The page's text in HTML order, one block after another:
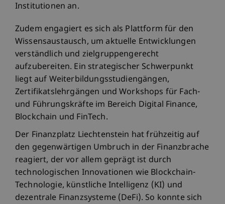
Institutionen an.
Zudem engagiert es sich als Plattform für den
Wissensaustausch, um aktuelle Entwicklungen
verständlich und zielgruppengerecht
aufzubereiten. Ein strategischer Schwerpunkt
liegt auf Weiterbildungsstudiengängen,
Zertifikatslehrgängen und Workshops für Fach-
und Führungskräfte im Bereich Digital Finance,
Blockchain und FinTech.
Der Finanzplatz Liechtenstein hat frühzeitig auf
den gegenwärtigen Umbruch in der Finanzbrache
reagiert, der vor allem geprägt ist durch
technologischen Innovationen wie Blockchain-
Technologie, künstliche Intelligenz (KI) und
dezentrale Finanzsysteme (DeFi). So konnte sich